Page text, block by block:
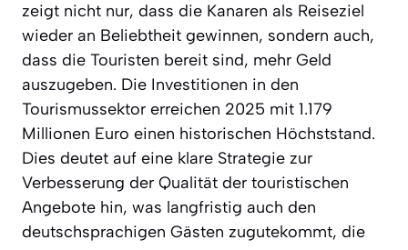
zeigt nicht nur, dass die Kanaren als Reiseziel
wieder an Beliebtheit gewinnen, sondern auch,
dass die Touristen bereit sind, mehr Geld
auszugeben. Die Investitionen in den
Tourismussektor erreichen 2025 mit 1.179
Millionen Euro einen historischen Höchststand.
Dies deutet auf eine klare Strategie zur
Verbesserung der Qualität der touristischen
Angebote hin, was langfristig auch den
deutschsprachigen Gästen zugutekommt, die